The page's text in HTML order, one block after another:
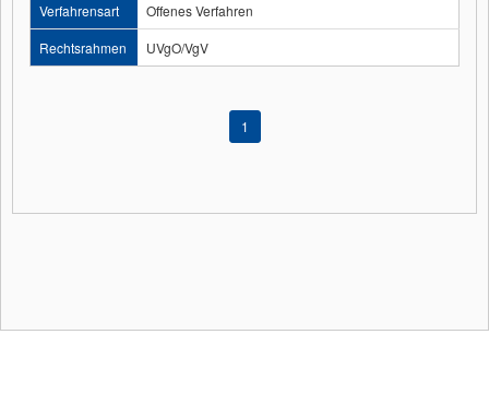
Verfahrensart
Offenes Verfahren
Rechtsrahmen
UVgO/VgV
1